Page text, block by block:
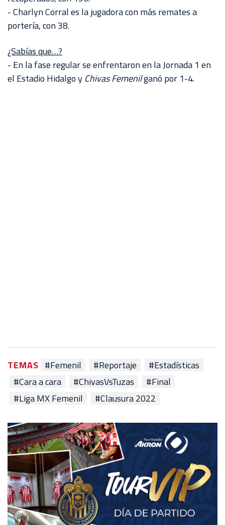
- Charlyn Corral es la jugadora con más remates a
portería, con 38.
¿Sabías que…?
- En la fase regular se enfrentaron en la Jornada 1 en
el Estadio Hidalgo y Chivas Femenilganó por 1-4.
TEMAS #Femenil #Reportaje
#Estadísticas
#Cara a cara
#ChivasVsTuzas
#Final
#Liga MX Femenil
#Clausura 2022